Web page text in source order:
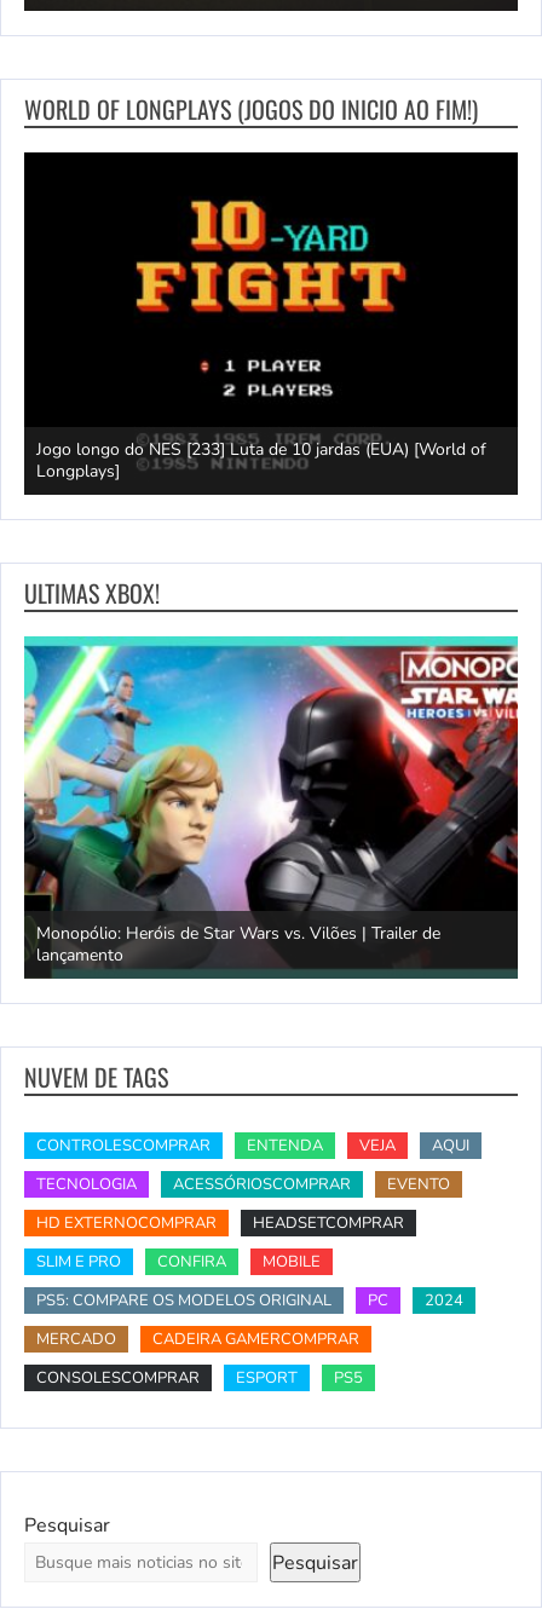
WORLD OF LONGPLAYS (JOGOS DO INICIO AO FIM!)
Jogo longo do NES [233] Luta de 10 jardas (EUA) [World of
Longplays]
ULTIMAS XBOX!
Monopólio: Heróis de Star Wars vs. Vilões | Trailer de
lançamento
NUVEM DE TAGS
CONTROLESCOMPRAR ENTENDA VEJA
AQUI
TECNOLOGIA
ACESSÓRIOSCOMPRAR
EVENTO
HD EXTERNOCOMPRAR
HEADSETCOMPRAR
SLIM E PRO
CONFIRA
MOBILE
PS5: COMPARE OS MODELOS ORIGINAL
PC
2024
MERCADO
CADEIRA GAMERCOMPRAR
CONSOLESCOMPRAR
ESPORT PS5
Pesquisar
Pesquisar